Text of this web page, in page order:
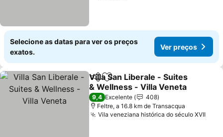
Selecione as datas para ver os preços
exatos.
Ver preços
PartilharAdicionar aos favoritos
Villa San Liberale - Suites
& Wellness - Villa Veneta
Ver preços
9,4 Excelente
408
Feltre, a 16.8 km de Transacqua
Vila veneziana histórica do século XVIIVer